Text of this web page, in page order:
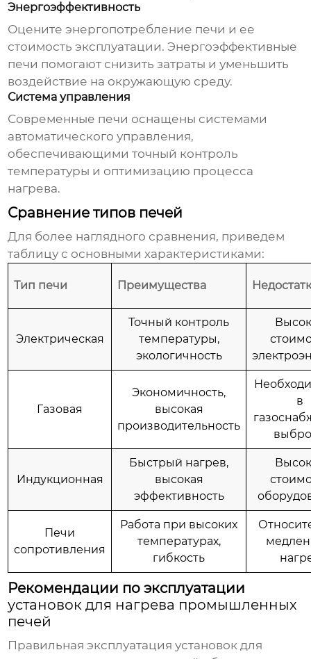
Энергоэффективность
Оцените энергопотребление печи и ее
стоимость эксплуатации. Энергоэффективные
печи помогают снизить затраты и уменьшить
воздействие на окружающую среду.
Система управления
Современные печи оснащены системами
автоматического управления,
обеспечивающими точный контроль
температуры и оптимизацию процесса
нагрева.
Сравнение типов печей
Для более наглядного сравнения, приведем
таблицу с основными характеристиками:
Тип печи Преимущества
Электрическая
Точный контроль
температуры,
экологичность
Газовая
Экономичность,
высокая
производительность
в
Индукционная
Быстрый нагрев,
высокая
эффективность
Печи
сопротивления
Работа при высоких
температурах,
гибкость
Рекомендации по эксплуатации
установок для нагрева промышленных
печей
Правильная эксплуатацияустановок для